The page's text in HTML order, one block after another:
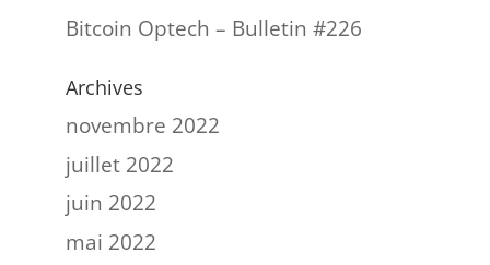
Bitcoin Optech – Bulletin #226
Archives
novembre 2022
juillet 2022
juin 2022
mai 2022